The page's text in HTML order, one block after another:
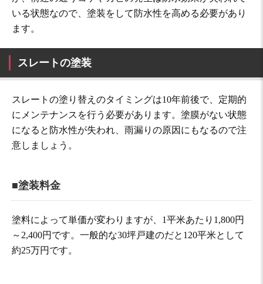
いる状態なので、塗装をして防水性を高める必要があり
ます。
スレートの塗装
スレートの塗り替えのタイミングは10年前後で、定期的
にメンテナンスを行う必要があります。塗膜がない状態
になると防水性が失われ、雨漏りの原因にもなるので注
意しましょう。
■塗装料金
塗料によって単価が変わりますが、1平米あたり1,800円
～2,400円です。一般的な30坪戸建のだと120平米として
約25万円です。